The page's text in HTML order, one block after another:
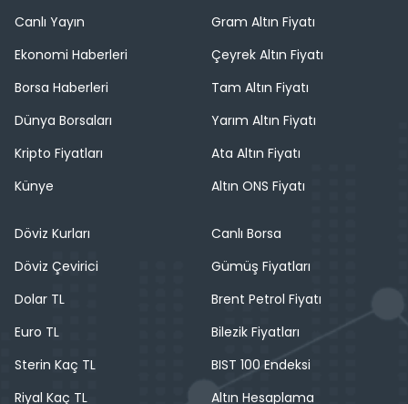
Canlı Yayın
Ekonomi Haberleri
Borsa Haberleri
Dünya Borsaları
Kripto Fiyatları
Künye
Gram Altın Fiyatı
Çeyrek Altın Fiyatı
Tam Altın Fiyatı
Yarım Altın Fiyatı
Ata Altın Fiyatı
Altın ONS Fiyatı
Döviz Kurları
Döviz Çevirici
Dolar TL
Euro TL
Sterin Kaç TL
Riyal Kaç TL
Canlı Borsa
Gümüş Fiyatları
Brent Petrol Fiyatı
Bilezik Fiyatları
BIST 100 Endeksi
Altın Hesaplama